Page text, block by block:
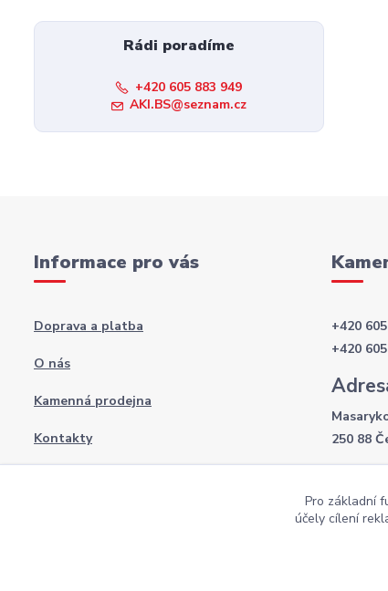
Rádi poradíme
+420 605 883 949
AKI.BS@seznam.cz
Informace pro vás
Doprava a platba
O nás
Kamenná prodejna
Kontakty
+420
+420
250 88
Po-Pá:
So: 9:00
Pro základní
účely cílení